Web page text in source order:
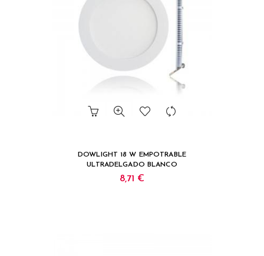
DOWLIGHT 18 W EMPOTRABLE
ULTRADELGADO BLANCO
8,71 €